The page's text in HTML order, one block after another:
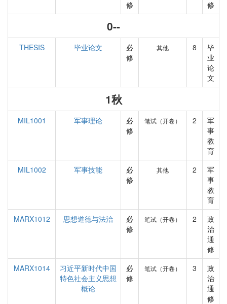
修
修
0--
THESIS 毕业论文
必
修
其他 8
毕
业
论
文
1秋
MIL1001 军事理论
必
修
笔试（开卷） 2
军
事
教
育
MIL1002
军事技能
必
修
其他 2
军
事
教
育
MARX1012
思想道德与法治
必
修
笔试（开卷） 2
政
治
通
修
MARX1014
习近平新时代中国
特色社会主义思想
概论
必
修
笔试（开卷） 3
政
治
通
修